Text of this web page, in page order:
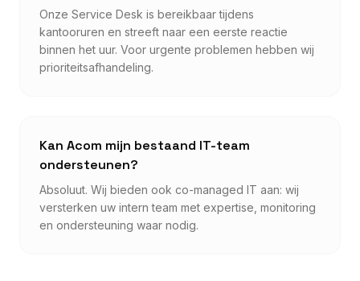
Onze Service Desk is bereikbaar tijdens
kantooruren en streeft naar een eerste reactie
binnen het uur. Voor urgente problemen hebben wij
prioriteitsafhandeling.
Kan Acom mijn bestaand IT-team
ondersteunen?
Absoluut. Wij bieden ook co-managed IT aan: wij
versterken uw intern team met expertise, monitoring
en ondersteuning waar nodig.